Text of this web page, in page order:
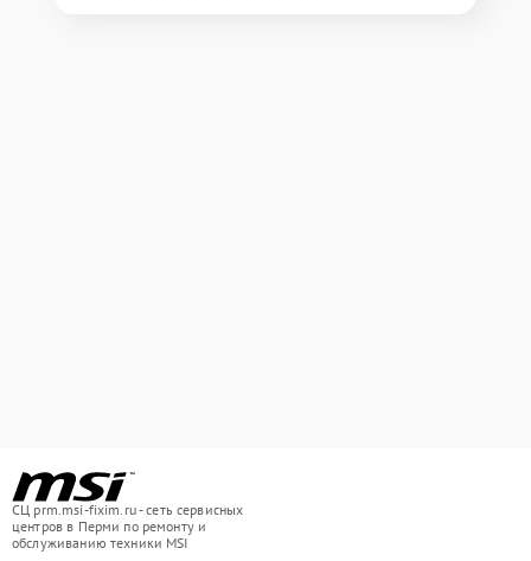
СЦ prm.msi-fixim.ru - сеть сервисных
центров в Перми по ремонту и
обслуживанию техники MSI